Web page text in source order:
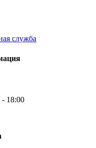
служба
- 18:00